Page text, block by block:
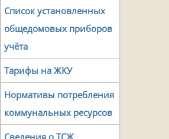
Список установленных
общедомовых приборов
учёта
Тарифы на ЖКУ
Нормативы потребления
коммунальных ресурсов
Сведения о ТСЖ